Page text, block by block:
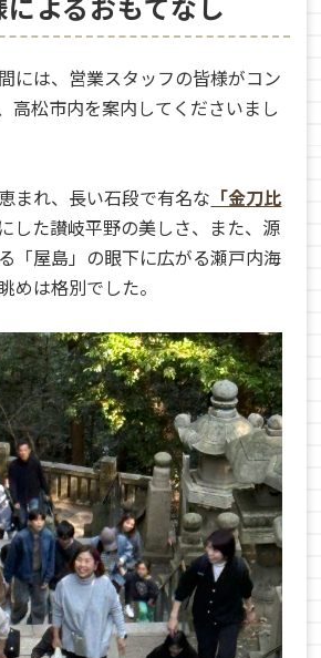
には、営業スタッフの皆様がコン
高松市内を案内してくださいまし
まれ、長い石段で有名な 「金刀比
した讃岐平野の美しさ、また、源
「屋島」の眼下に広がる瀬戸内海
めは格別でした。